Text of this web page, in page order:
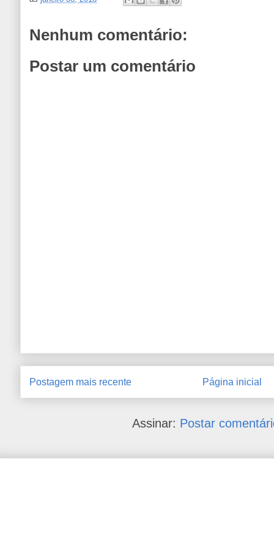
Nenhum comentário:
Postar um comentário
Postagem mais recente Página inicial
Assinar: Postar